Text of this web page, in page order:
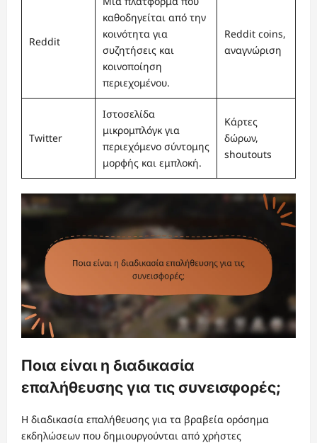
Reddit
καθοδηγείται από την
κοινότητα για
συζητήσεις και
κοινοποίηση
περιεχομένου.
Reddit coins,
αναγνώριση
Twitter
Ιστοσελίδα
μικρομπλόγκ για
περιεχόμενο σύντομης
μορφής και εμπλοκή.
Κάρτες
δώρων,
shoutouts
Ποια είναι η διαδικασία
επαλήθευσης για τις συνεισφορές;
Η διαδικασία επαλήθευσης για τα βραβεία ορόσημα
εκδηλώσεων που δημιουργούνται από χρήστες